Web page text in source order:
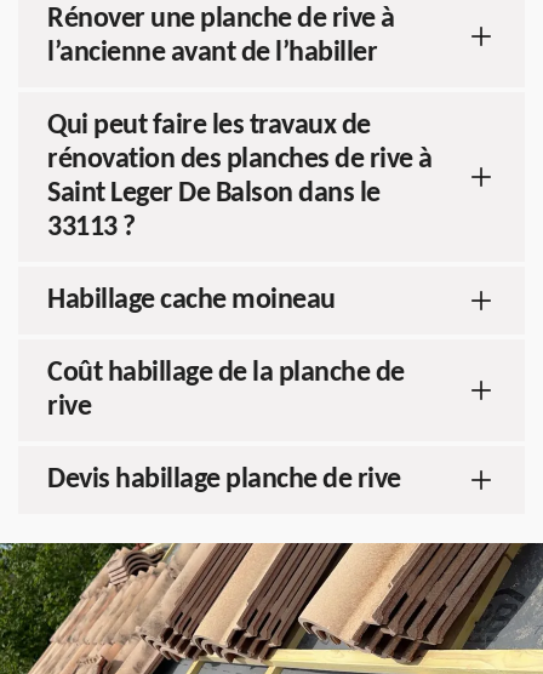
Rénover une planche de rive à
l’ancienne avant de l’habiller
Qui peut faire les travaux de
rénovation des planches de rive à
Saint Leger De Balson dans le
33113 ?
Habillage cache moineau
Coût habillage de la planche de
rive
Devis habillage planche de rive